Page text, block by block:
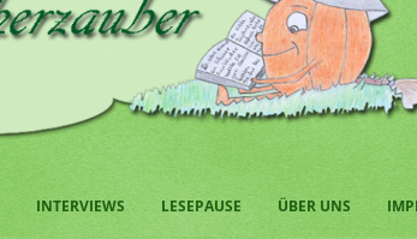
INTERVIEWS LESEPAUSE ÜBER UNS